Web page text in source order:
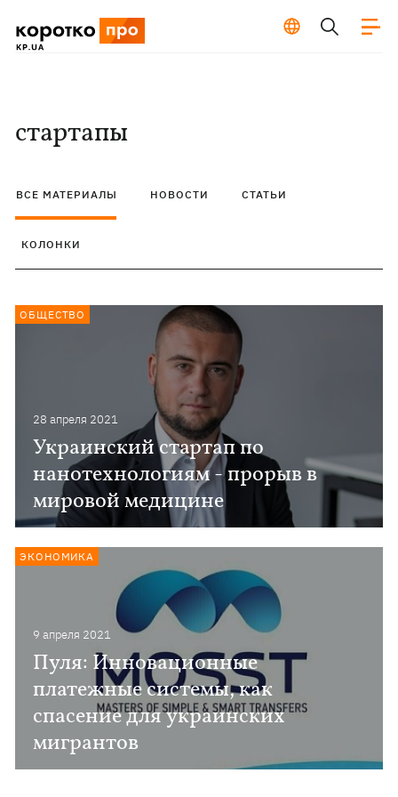
стартапы
ВСЕ МАТЕРИАЛЫ НОВОСТИ СТАТЬИ
КОЛОНКИ
28 апреля 2021
Украинский стартап по
нанотехнологиям - прорыв в
мировой медицине
ОБЩЕСТВО
9 апреля 2021
Пуля: Инновационные
платежные системы, как
спасение для украинских
мигрантов
ЭКОНОМИКА